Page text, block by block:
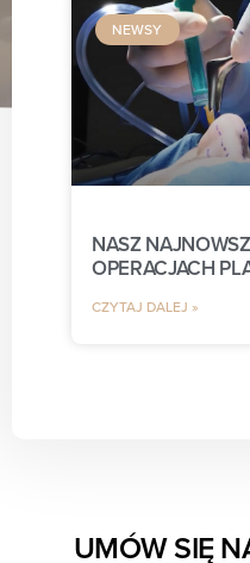
NEWSY
NASZ
OPERACJACH
CZYTAJ DALEJ »
UMÓW SIĘ